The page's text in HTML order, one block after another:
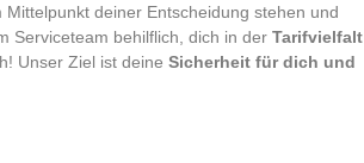
deiner Entscheidung stehen und
Serviceteam behilflich, dich in der Tarifvielfalt
Unser Ziel ist deine Sicherheit für dich und